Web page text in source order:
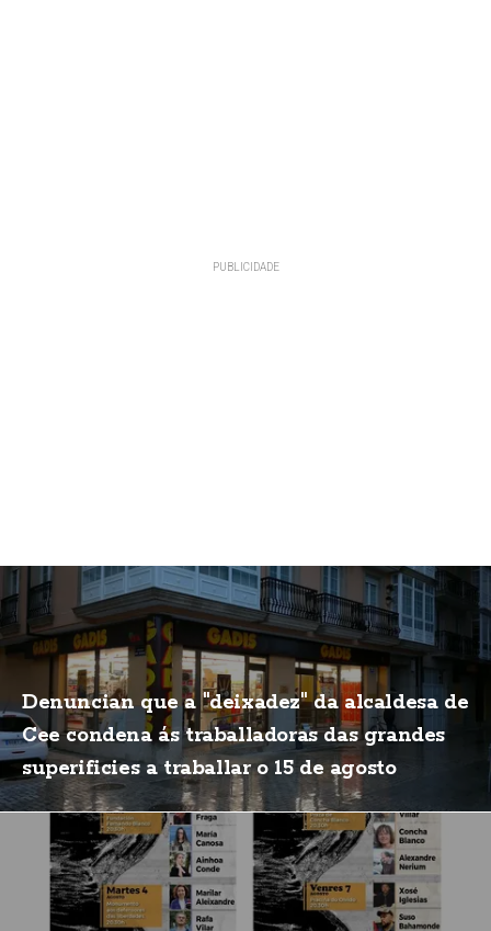
Denuncian que a "deixadez" da alcaldesa de
Cee condena ás traballadoras das grandes
superificies a traballar o 15 de agosto